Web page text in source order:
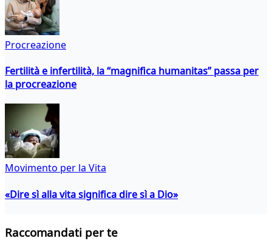
Procreazione
Fertilità e infertilità, la “magnifica humanitas” passa per
la procreazione
Movimento per la Vita
«Dire sì alla vita significa dire sì a Dio»
Raccomandati per te